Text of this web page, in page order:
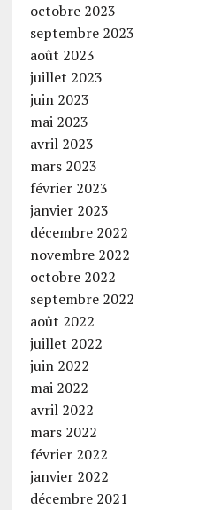
octobre 2023
septembre 2023
août 2023
juillet 2023
juin 2023
mai 2023
avril 2023
mars 2023
février 2023
janvier 2023
décembre 2022
novembre 2022
octobre 2022
septembre 2022
août 2022
juillet 2022
juin 2022
mai 2022
avril 2022
mars 2022
février 2022
janvier 2022
décembre 2021